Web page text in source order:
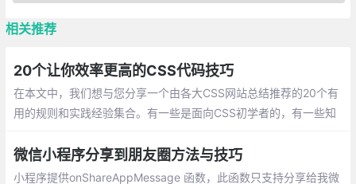
相关推荐
20个让你效率更高的CSS代码技巧
在本文中，我们想与您分享一个由各大CSS网站总结推荐的20个有
用的规则和实践经验集合。有一些是面向CSS初学者的，有一些知
知识
微信小程序分享到朋友圈方法与技巧
小程序提供onShareAppMessage 函数，此函数只支持分享给我微